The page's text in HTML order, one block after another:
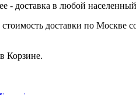
- доставка в любой
доставки по Москве
Корзине.